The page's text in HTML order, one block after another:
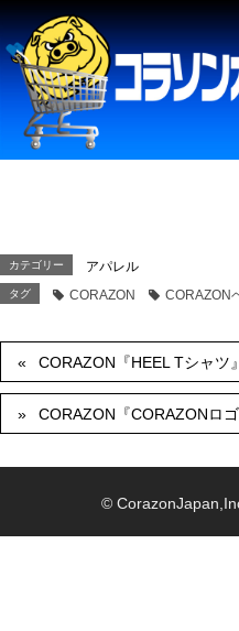
カテゴリー アパレル
タグ CORAZON CORAZON
CORAZON『HEEL Tシャツ
CORAZON『CORAZONロ
©